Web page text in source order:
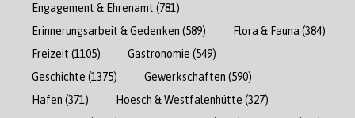
Engagement & Ehrenamt (781)
Erinnerungsarbeit & Gedenken (589) Flora & Fauna (384)
Freizeit (1105) Gastronomie (549)
Geschichte (1375) Gewerkschaften (590)
Hafen (371) Hoesch & Westfalenhütte (327)